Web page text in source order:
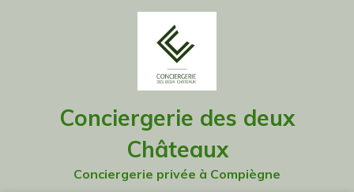
Conciergerie des deux
Châteaux
Conciergerie privée à Compiègne